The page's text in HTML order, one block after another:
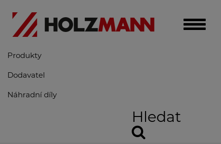
Toggle
Produkty
Dodavatel
Náhradní díly
Hledat